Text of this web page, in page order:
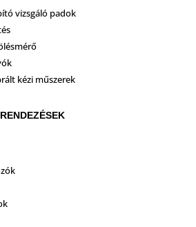
vizsgáló padok
kézi műszerek